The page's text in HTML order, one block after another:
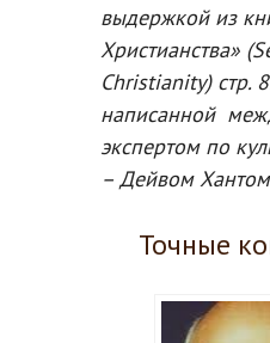
выдержкой из
Христианства»
Christianity) стр.
написанной
экспертом по
– Дейвом
Точные